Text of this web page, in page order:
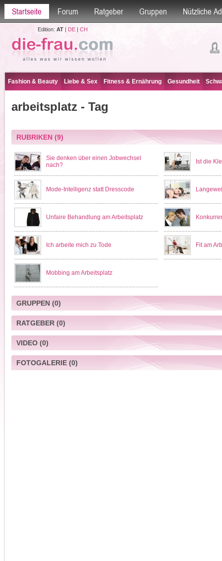
Startseite Forum Ratgeber Gruppen Nützliche
Edition: AT| DE| CH
Fashion & Beauty Liebe & Sex Fitness & Ernährung Gesundheit
arbeitsplatz - Tag
RUBRIKEN(9)
Sie denken über einen Jobwechsel
nach?
Ist die
Mode-Intelligenz statt Dresscode
Unfaire Behandlung am Arbeitsplatz
Ich arbeite mich zu Tode Fit am
Mobbing am Arbeitsplatz
GRUPPEN(0)
RATGEBER(0)
VIDEO(0)
FOTOGALERIE(0)